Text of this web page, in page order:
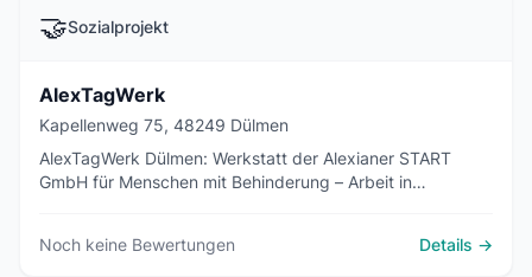
🤝Sozialprojekt
AlexTagWerk
Kapellenweg 75, 48249 Dülmen
AlexTagWerk Dülmen: Werkstatt der Alexianer START
GmbH für Menschen mit Behinderung – Arbeit in
Noch keine Bewertungen
Details →